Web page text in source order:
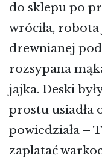
do sklepu po
wróciła, robota
drewnianej
rozsypana
jajka. Deski
prostu usiadła
powiedziała –
zaplatać